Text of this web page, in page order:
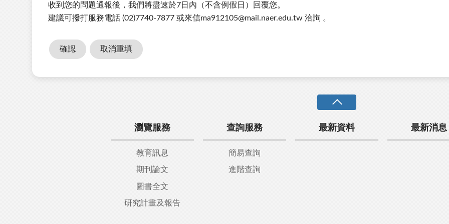
碼
收到您的問題通報後，我們將盡速於7日內（不含例假日）回覆您。
建議可撥打服務電話 (02)7740-7877 或來信ma912105@mail.naer.edu.tw 洽詢 。
瀏覽服務
教育訊息
期刊論文
圖書全文
研究計畫及報告
查詢服務
簡易查詢
進階查詢
最新資料 最新消息